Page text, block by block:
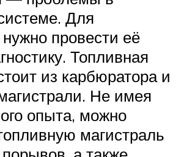
Для
провести её
Топливная
из карбюратора и
Не имея
опыта, можно
магистраль